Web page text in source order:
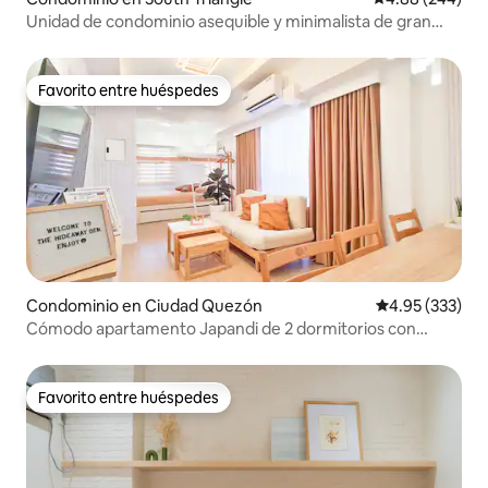
Unidad de condominio asequible y minimalista de gran
Favorito entre huéspedes
Favorito entre huéspedes
Condominio en Ciudad Quezón Calificación
4.95 (333)
Cómodo apartamento Japandi de 2 dormitorios con
Favorito entre huéspedes
Favorito entre huéspedes